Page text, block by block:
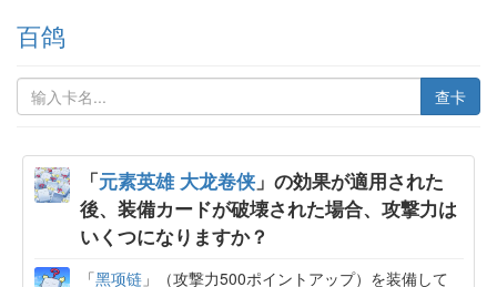
百鸽
查卡
「元素英雄 大龙卷侠 」の効果が適用された
後、装備カードが破壊された場合、攻撃力は
いくつになりますか？
「黑项链 」（攻撃力500ポイントアップ）を装備して